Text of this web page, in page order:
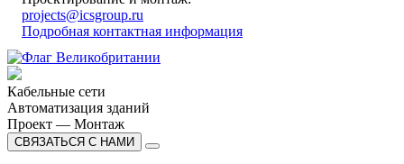
projects@icsgroup.ru
Подробная контактная информация
Кабельные сети
Автоматизация зданий
Проект — Монтаж
СВЯЗАТЬСЯ С НАМИ